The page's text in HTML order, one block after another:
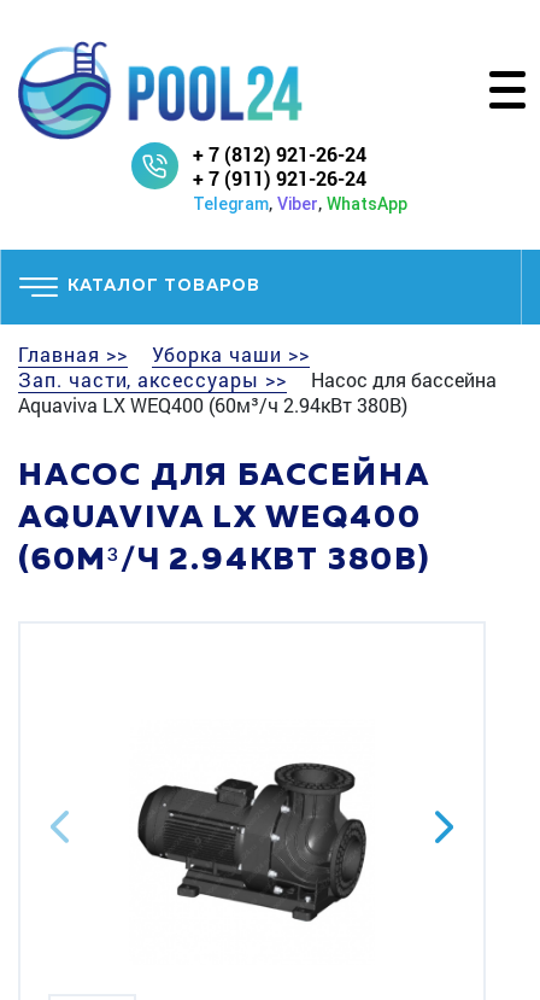
+ 7 (812) 921-26-24
+ 7 (911) 921-26-24
Telegram, Viber, WhatsApp
КАТАЛОГ ТОВАРОВ
Главная >>
Уборка чаши >>
Зап. части, аксессуары >>
Насос для бассейна
Aquaviva LX WEQ400 (60м³/ч 2.94кВт 380В)
НАСОС ДЛЯ БАССЕЙНА
AQUAVIVA LX WEQ400
(60М³/Ч 2.94КВТ 380В)